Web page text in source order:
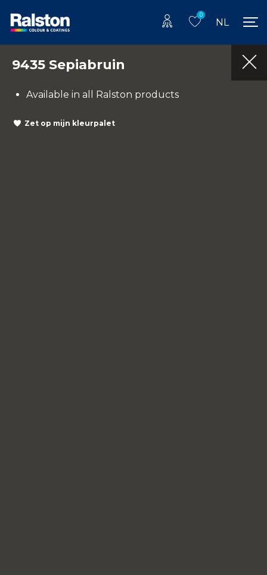
0
NL
9435 Sepiabruin
Available in all Ralston products
Zet op mijn kleurpalet